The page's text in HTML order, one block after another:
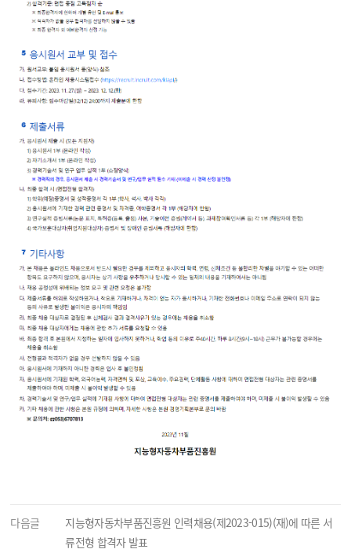
다음글
지능형자동차부품진흥원 인력채용(제2023-015)(재)에 따른 서
류전형 합격자 발표